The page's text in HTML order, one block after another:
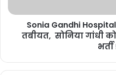
Sonia Gandhi
तबीयत, सोनिया गांधी
भर्ती